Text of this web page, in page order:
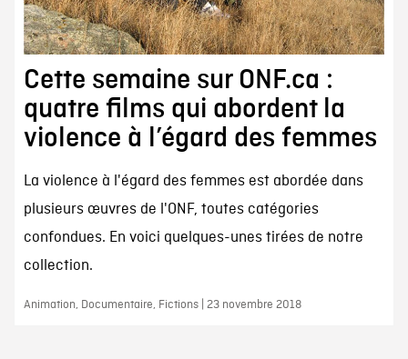
Cette semaine sur ONF.ca :
quatre films qui abordent la
violence à l’égard des femmes
La violence à l'égard des femmes est abordée dans
plusieurs œuvres de l'ONF, toutes catégories
confondues. En voici quelques-unes tirées de notre
collection.
Animation, Documentaire, Fictions | 23 novembre 2018